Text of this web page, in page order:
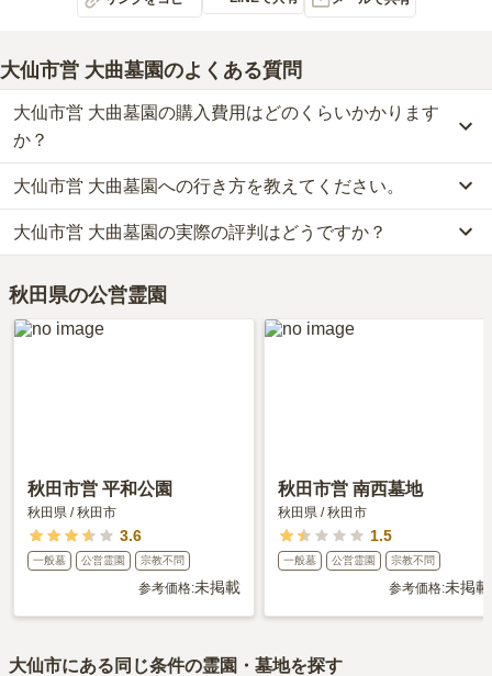
大仙市営 大曲墓園のよくある質問
大仙市営 大曲墓園の購入費用はどのくらいかかります
か？
大仙市営 大曲墓園の現在の販売価格については現在調査中です。
お墓は、価格が高いものがよい、安いものが悪い、という訳ではあ
りません。大切なのは、ご家族が心から納得し、安心してお参りで
きる場所を選ぶことです。
大仙市営 大曲墓園への行き方を教えてください。
大仙市営 大曲墓園への行き方は現在調査中です。
詳細な行き方や送迎バスの有無については、資料請求で最新の情報
をご確認ください。
大仙市営 大曲墓園の実際の評判はどうですか？
周辺施設が高く評価されています。
利用者様からは「ホームセンターは、墓と逆のところにあります
秋田県の公営霊園
秋田市営 平和公園
秋田県 /秋田市
3.6
一般墓 公営霊園 宗教不問
参考価格:未掲載
秋田市営 南西墓地
秋田県 /秋田市
1.5
一般墓 公営霊園 宗教不問
参考価格:未掲載
大仙市にある同じ条件の霊園・墓地を探す